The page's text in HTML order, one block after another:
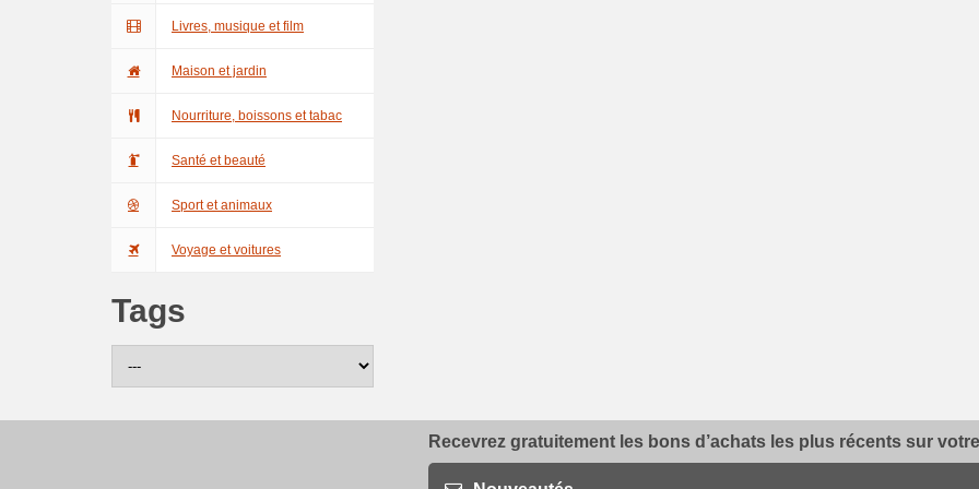
Livres, musique et film
Maison et jardin
Nourriture, boissons et tabac
Santé et beauté
Sport et animaux
Voyage et voitures
Tags
Recevrez gratuitement les bons d’achats les plus récents sur